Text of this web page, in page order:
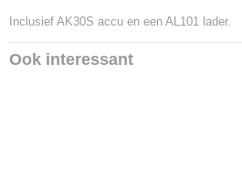
Inclusief AK30S accu en een AL101 lader.
Ook interessant